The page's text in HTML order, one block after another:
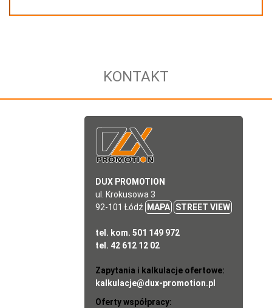
KONTAKT
DUX PROMOTION
ul. Krokusowa 3
92-101 Łódź
MAPA STREET VIEW
tel. kom. 501 149 972
tel. 42 612 12 02
Zapytania i kalkulacje ofertowe:
kalkulacje@dux-promotion.pl
Oferty współpracy: